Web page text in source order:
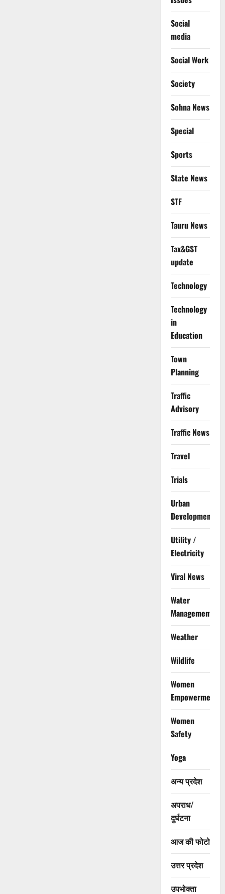
Social
media
Social Work
Society
Sohna News
Special
Sports
State News
STF
Tauru News
Tax&GST
update
Technology
Technology
in
Education
Town
Planning
Traffic
Advisory
Traffic News
Travel
Trials
Urban
Development
Utility /
Electricity
Viral News
Water
Management
Weather
Wildlife
Women
Empowerment
Women
Safety
Yoga
अन्य प्रदेश
अपराध/
दुर्घटना
आज की फोटो
उत्तर प्रदेश
उपभोक्ता